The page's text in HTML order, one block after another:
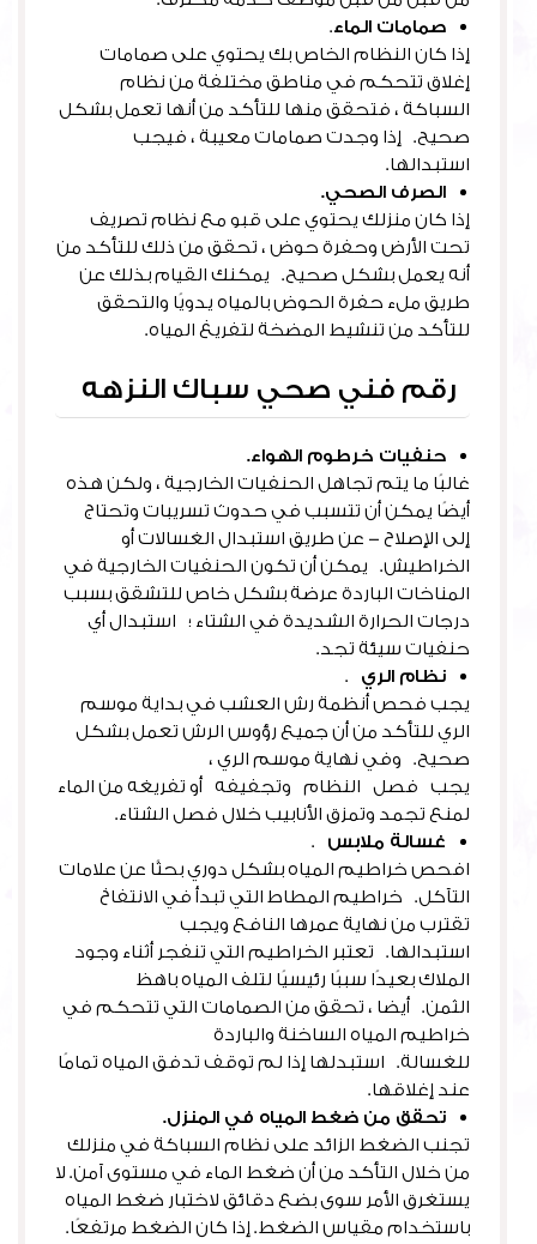
صمامات الماء.
إذا كان النظام الخاص بك يحتوي على صمامات
إغلاق تتحكم في مناطق مختلفة من نظام
السباكة ، فتحقق منها للتأكد من أنها تعمل بشكل
صحيح. إذا وجدت صمامات معيبة ، فيجب
استبدالها.
الصرف الصحي.
إذا كان منزلك يحتوي على قبو مع نظام تصريف
تحت الأرض وحفرة حوض ، تحقق من ذلك للتأكد من
أنه يعمل بشكل صحيح. يمكنك القيام بذلك عن
طريق ملء حفرة الحوض بالمياه يدويًا والتحقق
للتأكد من تنشيط المضخة لتفريغ المياه.
رقم فني صحي سباك النزهه
حنفيات خرطوم الهواء.
غالبًا ما يتم تجاهل الحنفيات الخارجية ، ولكن هذه
أيضًا يمكن أن تتسبب في حدوث تسريبات وتحتاج
إلى الإصلاح – عن طريق استبدال الغسالات أو
الخراطيش. يمكن أن تكون الحنفيات الخارجية في
المناخات الباردة عرضة بشكل خاص للتشقق بسبب
درجات الحرارة الشديدة في الشتاء ؛ استبدال أي
حنفيات سيئة تجد.
نظام الري .
يجب فحص أنظمة رش العشب في بداية موسم
الري للتأكد من أن جميع رؤوس الرش تعمل بشكل
صحيح. وفي نهاية موسم الري ،
يجب فصل النظام وتجفيفه أو تفريغه من الماء
لمنع تجمد وتمزق الأنابيب خلال فصل الشتاء.
غسالة ملابس .
افحص خراطيم المياه بشكل دوري بحثًا عن علامات
التآكل. خراطيم المطاط التي تبدأ في الانتفاخ
تقترب من نهاية عمرها النافع ويجب
استبدالها. تعتبر الخراطيم التي تنفجر أثناء وجود
الملاك بعيدًا سببًا رئيسيًا لتلف المياه باهظ
الثمن. أيضا ، تحقق من الصمامات التي تتحكم في
خراطيم المياه الساخنة والباردة
للغسالة. استبدلها إذا لم توقف تدفق المياه تمامًا
عند إغلاقها.
تحقق من ضغط المياه في المنزل.
تجنب الضغط الزائد على نظام السباكة في منزلك
من خلال التأكد من أن ضغط الماء في مستوى آمن. لا
يستغرق الأمر سوى بضع دقائق لاختبار ضغط المياه
باستخدام مقياس الضغط. إذا كان الضغط مرتفعًا.